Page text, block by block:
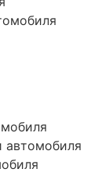
автомобиля